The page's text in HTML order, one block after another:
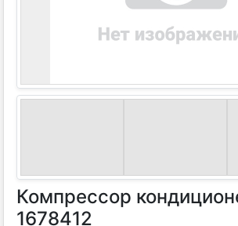
Компрессор
1678412